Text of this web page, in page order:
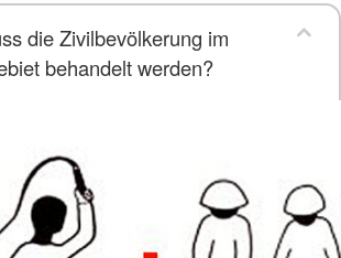
die Zivilbevölkerung im
behandelt werden?